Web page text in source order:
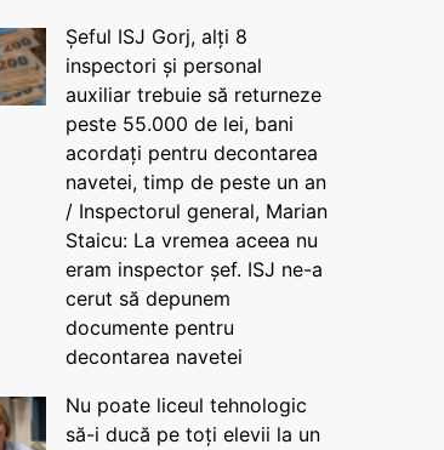
Șeful ISJ Gorj, alți 8
inspectori și personal
auxiliar trebuie să returneze
peste 55.000 de lei, bani
acordați pentru decontarea
navetei, timp de peste un an
/ Inspectorul general, Marian
Staicu: La vremea aceea nu
eram inspector șef. ISJ ne-a
cerut să depunem
documente pentru
decontarea navetei
Nu poate liceul tehnologic
să-i ducă pe toți elevii la un